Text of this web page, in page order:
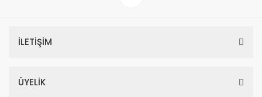
İLETİŞİM
ÜYELİK